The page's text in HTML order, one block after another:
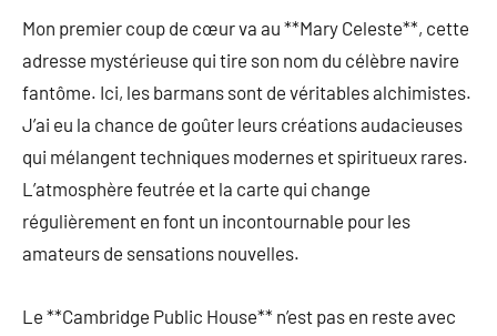
Mon premier coup de cœur va au **Mary Celeste**, cette
adresse mystérieuse qui tire son nom du célèbre navire
fantôme. Ici, les barmans sont de véritables alchimistes.
J’ai eu la chance de goûter leurs créations audacieuses
qui mélangent techniques modernes et spiritueux rares.
L’atmosphère feutrée et la carte qui change
régulièrement en font un incontournable pour les
amateurs de sensations nouvelles.
Le **Cambridge Public House** n’est pas en reste avec